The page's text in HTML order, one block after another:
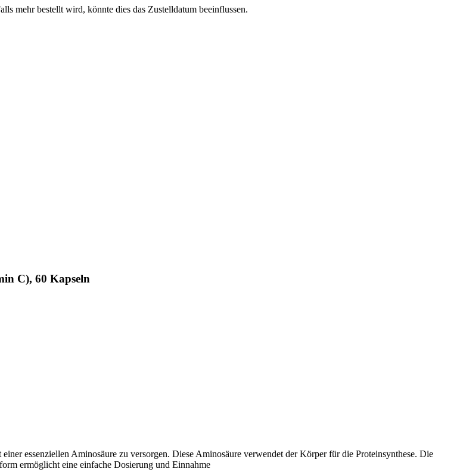
mehr bestellt wird, könnte dies das Zustelldatum beeinflussen.
C), 60 Kapseln
essenziellen Aminosäure zu versorgen. Diese Aminosäure verwendet der Körper für die Proteinsynthese. Die
ermöglicht eine einfache Dosierung und Einnahme